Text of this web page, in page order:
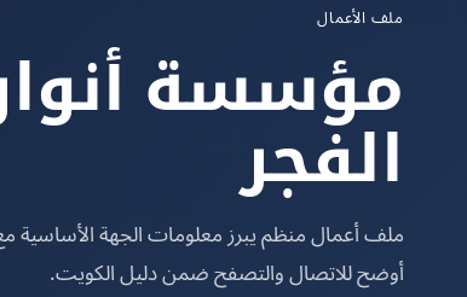
ملف الأعمال
مؤسسة
الفجر
ملف أعمال منظم يبرز معلومات الجهة الأساسية
أوضح للاتصال والتصفح ضمن دليل الكويت.